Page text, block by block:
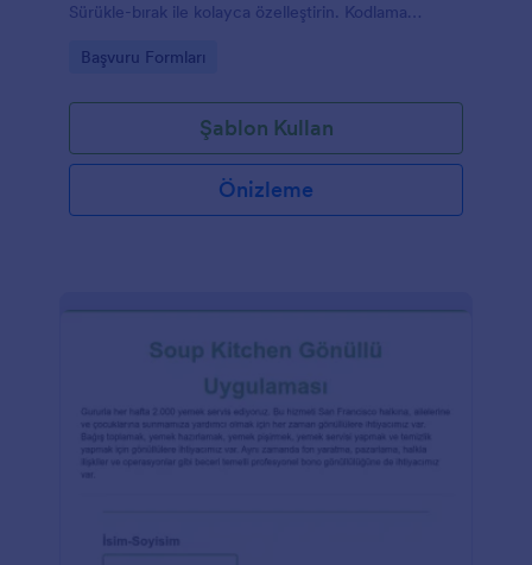
Sürükle-bırak ile kolayca özelleştirin. Kodlama
Go to Category:
Başvuru Formları
Şablon Kullan
Önizleme